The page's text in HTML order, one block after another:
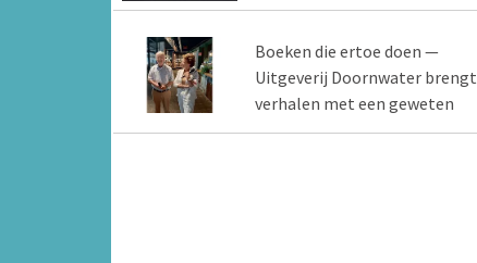
Boeken die ertoe doen —
Uitgeverij Doornwater brengt
verhalen met een geweten